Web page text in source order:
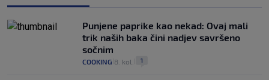
Punjene paprike kao nekad: Ovaj mali
trik naših baka čini nadjev savršeno
sočnim
COOKING 8. kol. 1